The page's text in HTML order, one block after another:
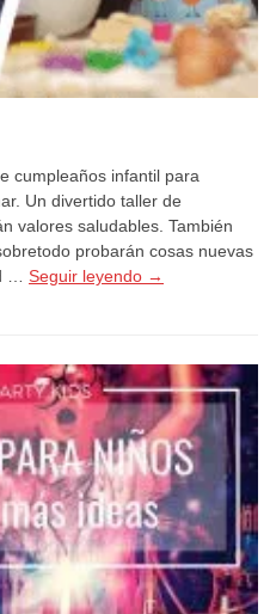
cumpleaños infantil para
Un divertido taller de
valores saludables. También
probarán cosas nuevas
… Seguir leyendo →